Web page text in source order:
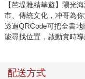
【芭堤雅精華遊】陽光
市、傳統文化，冲哥為
透過QRCode可把全書
能尋找位置，啟動實時導
配送方式